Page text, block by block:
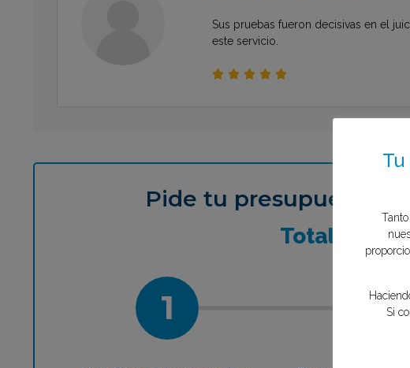
Sus pruebas fueron decisivas en el
este servicio.
    
Pide tu presupuesto el
Totalmente
1 2
¿Qué tipo